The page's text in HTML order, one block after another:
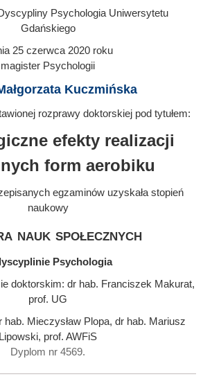
Psychologia Uniwersytetu
Gdańskiego
25 czerwca 2020 roku
magister Psychologii
Kuczmińska
rozprawy doktorskiej pod tytułem:
efekty realizacji
form aerobiku
egzaminów uzyskała stopień
naukowy
nauk społecznych
Psychologia
doktorskim: dr hab. Franciszek Makurat,
prof. UG
hab. Mieczysław Plopa, dr hab. Mariusz
Lipowski, prof. AWFiS
Dyplom nr 4569.